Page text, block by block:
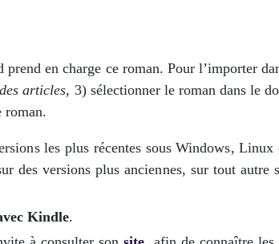
en charge ce roman. Pour l’importer
articles, 3) sélectionner le roman dans le
roman.
les plus récentes sous Windows, Linux
des versions plus anciennes, sur tout autre
Kindle.